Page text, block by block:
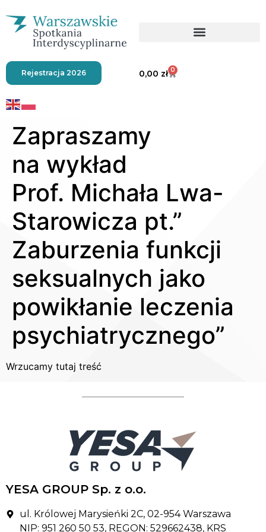
Rejestracja 2026 0,00 zł 0
Zapraszamy
na wykład
Prof. Michała Lwa-
Starowicza pt.”
Zaburzenia funkcji
seksualnych jako
powikłanie leczenia
psychiatrycznego”
Wrzucamy tutaj treść
YESA GROUP Sp. z o.o.
ul. Królowej Marysieńki 2C, 02-954 Warszawa
NIP: 951 260 50 53, REGON: 529662438, KRS